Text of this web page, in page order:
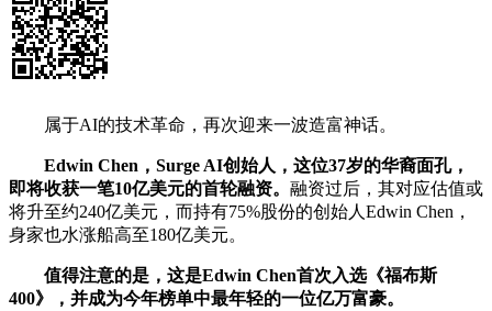
属于AI的技术革命，再次迎来一波造富神话。
Edwin Chen，Surge AI创始人，这位37岁的华裔面孔，
即将收获一笔10亿美元的首轮融资。 融资过后，其对应估值或
将升至约240亿美元，而持有75%股份的创始人Edwin Chen，
身家也水涨船高至180亿美元。
值得注意的是，这是Edwin Chen首次入选《福布斯
400》，并成为今年榜单中最年轻的一位亿万富豪。